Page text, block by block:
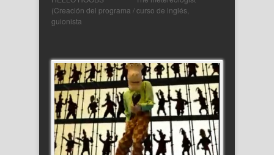
(Creación del programa / curso de inglés,
guionista